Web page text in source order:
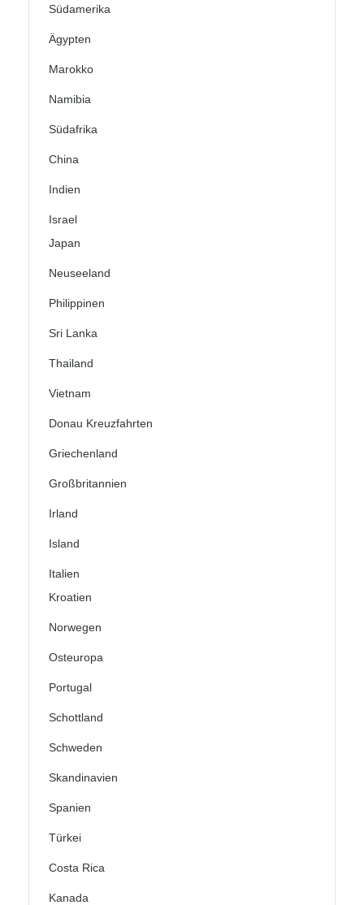
Südamerika
Ägypten
Marokko
Namibia
Südafrika
China
Indien
Israel
Japan
Neuseeland
Philippinen
Sri Lanka
Thailand
Vietnam
Donau Kreuzfahrten
Griechenland
Großbritannien
Irland
Island
Italien
Kroatien
Norwegen
Osteuropa
Portugal
Schottland
Schweden
Skandinavien
Spanien
Türkei
Costa Rica
Kanada